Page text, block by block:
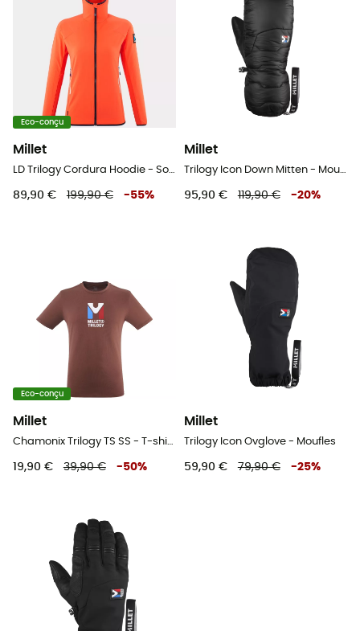
Eco-conçu
Millet
89,90 € 199,90 € -55%
Millet
95,90 € 119,90 € -20%
Eco-conçu
Millet
19,90 € 39,90 € -50%
Millet
Trilogy Icon Ovglove - Moufles
59,90 € 79,90 € -25%